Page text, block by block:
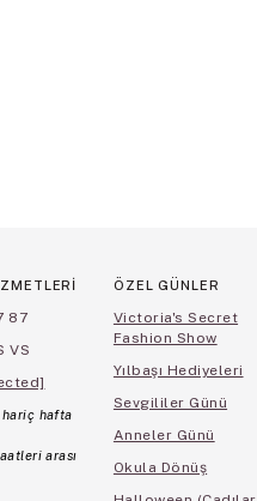
87
VS
hafta
arası
ÖZEL GÜNLER
Victoria's Secret
Fashion Show
Yılbaşı Hediyeleri
Sevgililer Günü
Anneler Günü
Okula Dönüş